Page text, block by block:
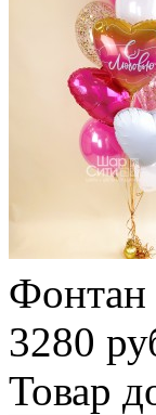
Фонтан
3280
Товар